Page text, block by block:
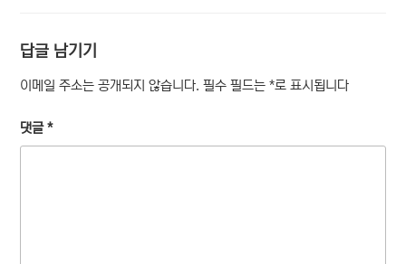
답글 남기기
이메일 주소는 공개되지 않습니다. 필수 필드는*로 표시됩니다
댓글*